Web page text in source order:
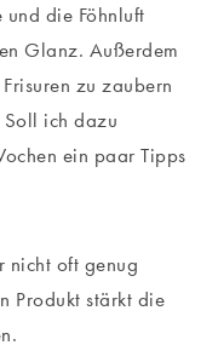
die Föhnluft
Glanz. Außerdem
zu zaubern
ich dazu
ein paar Tipps
nicht oft genug
Produkt stärkt die